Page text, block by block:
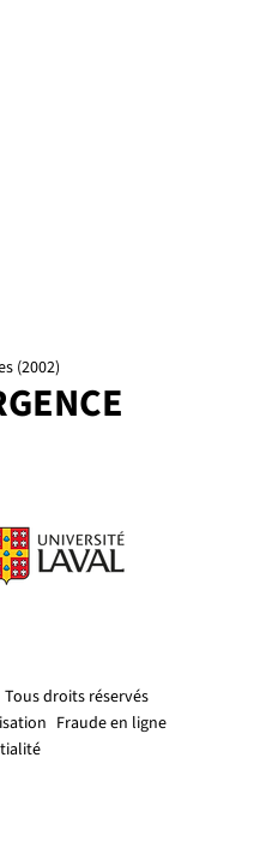
Tous droits réservés
Fraude en ligne
(2002)